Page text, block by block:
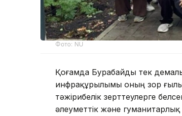
Фото: NU
Қоғамда Бурабайды тек
инфрақұрылымы оның зор
тәжірибелік зерттеулерге
әлеуметтік және